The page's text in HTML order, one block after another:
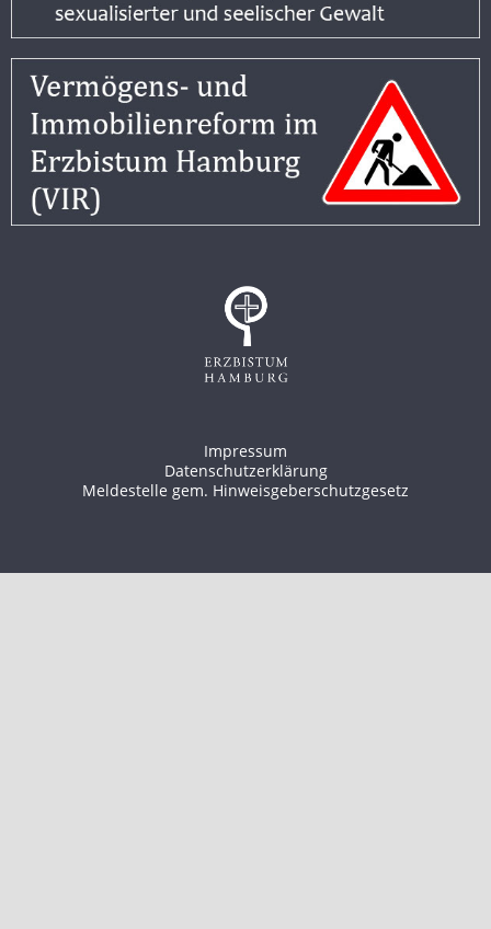
Impressum
Datenschutzerklärung
Meldestelle gem. Hinweisgeberschutzgesetz